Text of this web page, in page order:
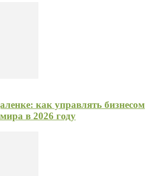
как управлять бизнесом
в 2026 году